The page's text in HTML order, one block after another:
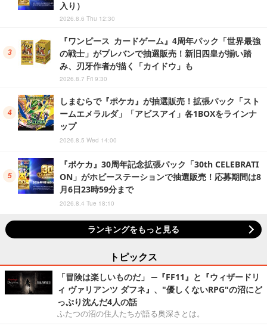
入り）
2026.8.6 Thu 12:30
『ワンピース カードゲーム』4周年パック「世界最強
の戦士」がプレバンで抽選販売！新旧四皇が揃い踏
み、刃牙作者が描く「カイドウ」も
2026.8.7 Fri 9:30
しまむらで『ポケカ』が抽選販売！拡張パック「スト
ームエメラルダ」「アビスアイ」各1BOXをラインナ
ップ
2026.8.5 Wed 14:00
『ポケカ』30周年記念拡張パック「30th CELEBRATI
ON」がホビーステーションで抽選販売！応募期間は8
月6日23時59分まで
2026.8.4 Tue 18:10
ランキングをもっと見る
トピックス
「冒険は楽しいものだ」 ─『FF11』と『ウィザードリ
ィ ヴァリアンツ ダフネ』、"優しくないRPG"の沼にど
っぷり沈んだ4人の話
ふたつの沼の住人たちが語る奥深さとは。